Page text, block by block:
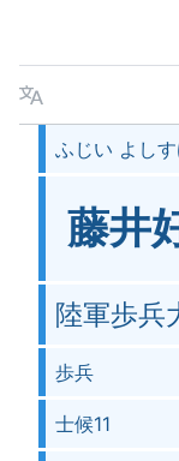
言語
ふじい よし
藤󠄁井
陸軍歩兵
歩兵
士候11